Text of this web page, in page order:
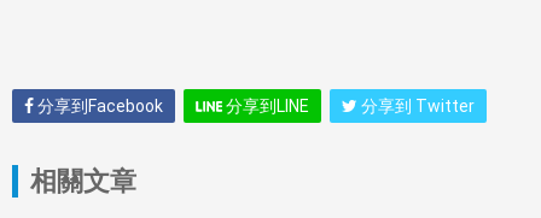
分享到Facebook 分享到LINE 分享到 Twitter
相關文章